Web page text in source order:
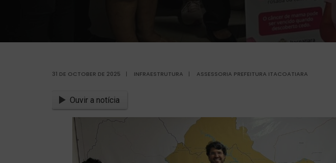
31 DE OCTOBER DE 2025 | INFRAESTRUTURA | ASSESSORIA PREFEITURA ITACOATIARA
Ouvir a notícia